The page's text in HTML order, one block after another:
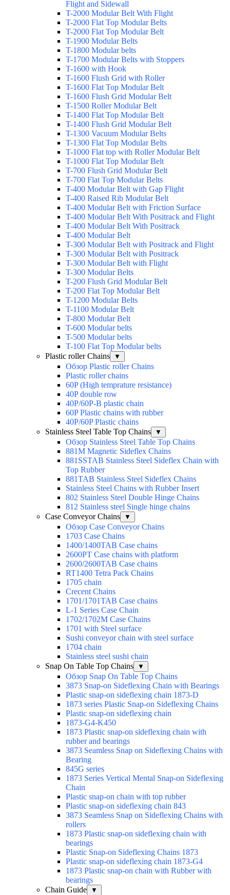
Flight and Sidewall
T-2000 Modular Belt With Flight
T-2000 Flat Top Modular Belts
T-2000 Flat Top Modular Belt
T-1900 Modular Belts
T-1800 Modular belts
T-1700 Modular Belts with Stoppers
T-1600 with Hook
T-1600 Flush Grid with Roller
T-1600 Flat Top Modular Belt
T-1600 Flush Grid Modular Belt
T-1500 Roller Modular Belt
T-1400 Flat Top Modular Belt
T-1400 Flush Grid Modular Belt
T-1300 Vacuum Modular Belts
T-1300 Flat Top Modular Belts
T-1000 Flat top with Roller Modular Belt
T-1000 Flat Top Modular Belt
T-700 Flush Grid Modular Belt
T-700 Flat Top Modular Belts
T-400 Modular Belt with Gap Flight
T-400 Raised Rib Modular Belt
T-400 Modular Belt with Friction Surface
T-400 Modular Belt With Positrack and Flight
T-400 Modular Belt With Positrack
T-400 Modular Belt
T-300 Modular Belt with Positrack and Flight
T-300 Modular Belt with Positrack
T-300 Modular Belt with Flight
T-300 Modular Belts
T-200 Flush Grid Modular Belt
T-200 Flat Top Modular Belt
T-1200 Modular Belts
T-1100 Modular Belt
T-800 Modular Belt
T-600 Modular belts
T-500 Modular belts
T-100 Flat Top Modular belts
Plastic roller Chains
▼
Обзор Plastic roller Chains
Plastic roller chains
60P (High temprature resistance)
40P double row
40P/60P-B plastic chain
60P Plastic chains with rubber
40P/60P Plastic chains
Stainless Steel Table Top Chains
▼
Обзор Stainless Steel Table Top Chains
881M Magnetic Sideflex Chains
881SSTAB Stainless Steel Sideflex Chain with
Top Rubber
881TAB Stainless Steel Sideflex Chains
Stainless Steel Chains with Rubber Insert
802 Stainless Steel Double Hinge Chains
812 Stainless steel Single hinge chains
Case Conveyor Chains
▼
Обзор Case Conveyor Chains
1703 Case Chains
1400/1400TAB Case chains
2600PT Case chains with platform
2600/2600TAB Case chains
RT1400 Tetra Pack Chains
1705 chain
Crecent Chains
1701/1701TAB Case chains
L-1 Series Case Chain
1702/1702M Case Chains
1701 with Steel surface
Sushi conveyor chain with steel surface
1704 chain
Stainless steel sushi chain
Snap On Table Top Chains
▼
Обзор Snap On Table Top Chains
3873 Snap-on Sideflexing Chain with Bearings
Plastic snap-on sideflexing chain 1873-D
1873 series Plastic Snap-on Sideflexing Chains
Plastic snap-on sideflexing chain
1873-G4-K450
1873 Plastic snap-on sideflexing chain with
rubber and bearings
3873 Seamless Snap on Sideflexing Chains with
Bearing
845G series
1873 Series Vertical Mental Snap-on Sideflexing
Chain
Plastic snap-on chain with top rubber
Plastic snap-on sideflexing chain 843
3873 Seamless Snap on Sideflexing Chains with
rollers
1873 Plastic snap-on sideflexing chain with
bearings
Plastic Snap-on Sideflexing Chains 1873
Plastic snap-on sideflexing chain 1873-G4
1873 Plastic snap-on chain with Rubber with
bearings
Chain Guide
▼